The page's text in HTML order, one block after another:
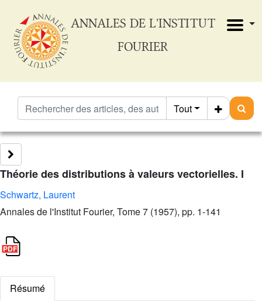
ANNALES DE L'INSTITUT
FOURIER
Tout
Théorie des distributions à valeurs vectorielles. I
Schwartz, Laurent
Annales de l'Institut Fourier, Tome 7 (1957), pp. 1-141
Résumé